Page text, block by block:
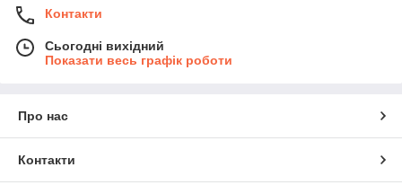
Контакти
Сьогодні вихідний
Показати весь графік роботи
Про нас
Контакти